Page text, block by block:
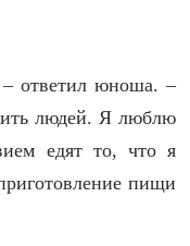
ответил юноша. –
людей. Я люблю
едят то, что я
пищи